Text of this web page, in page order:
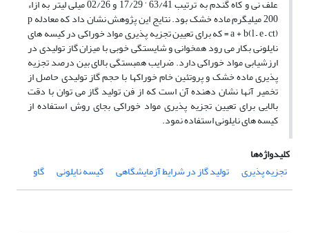
علف نی و کاه گندم به ترتیب 63/41 ‘ 17/29 و 02/26 میلی لیتر به ازاء
200 میلیگرم ماده خشک بود. نتایج این پژوهش نشان داد که معادله p
= a + b(l – e – ct) که برای تعیین تجزیه پذیری مواد خوراکی در کیسه های
نایلونی بکار می رود همخوانی و شایستگی خوبی با میزان گاز تولیدی در
ارزشیابی مواد خوراکی دارد. ضرایب همبستگی بالای بین درصد تجزیه
پذیری ماده خشک و پروتئین خام خوراکها با حجم گاز تولیدی حاصل از
تخمیر آنها نشان دهنده آن است که از فن تولید گاز می توان با دقت
بالایی برای تعیین تجزیه پذیری مواد خوراکی بجای روش استفاده از
کیسه های نایلونی استفاده نمود.
کلیدواژه‌ها
تجزیه پذیری
تولید گاز در شرایط آزمایشگاهی کیسه نایلونی گاو